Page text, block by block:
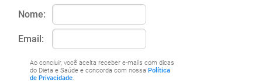
Nome:
Email:
Ao concluir, você aceita receber e-mails com dicas
do Dieta e Saúde e concorda com nossa Política
de Privacidade.